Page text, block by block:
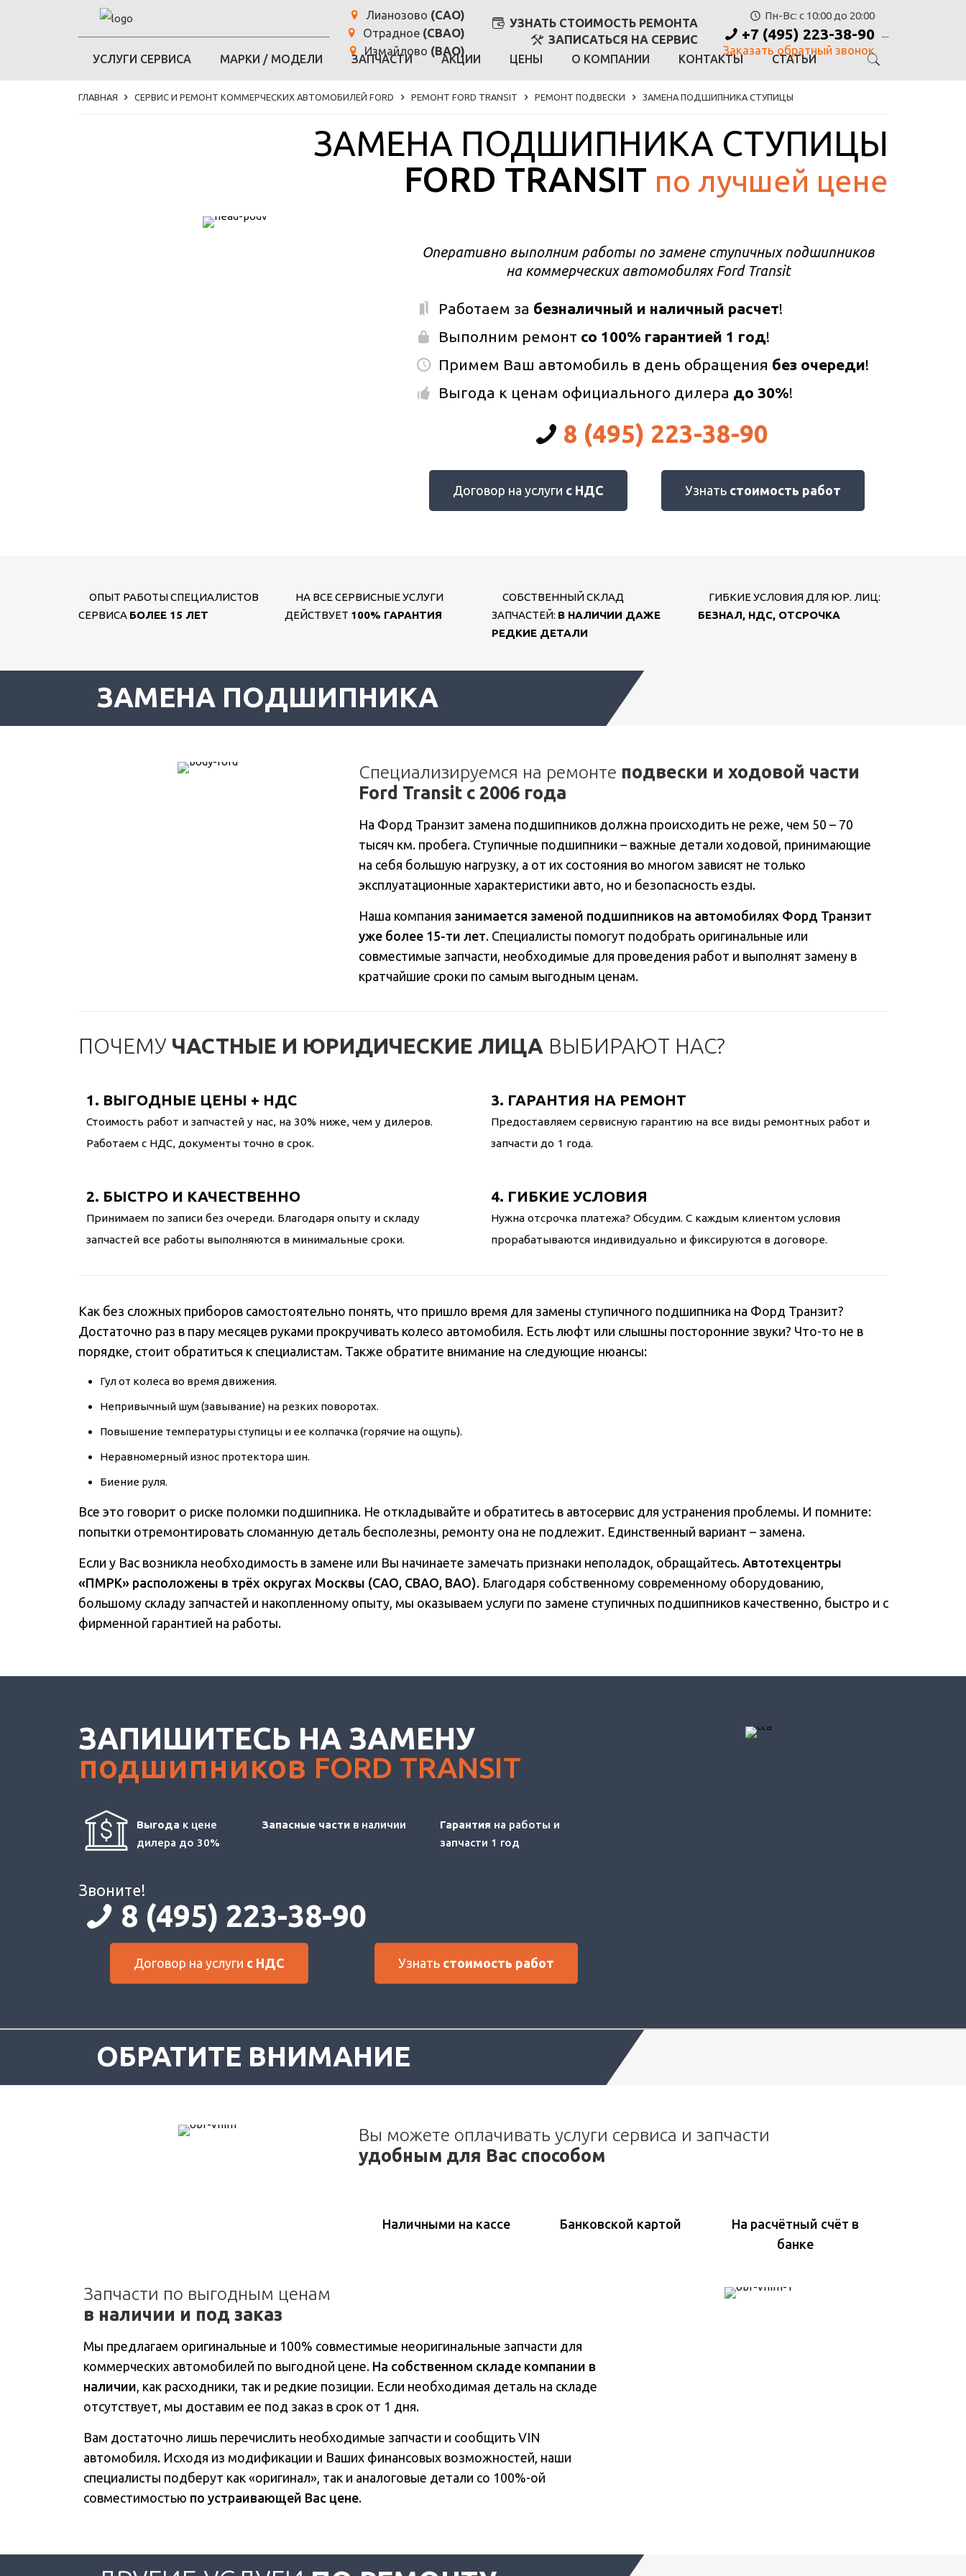
УСЛУГИ СЕРВИСА МАРКИ / МОДЕЛИ ЗАПЧАСТИ АКЦИИ ЦЕНЫ О КОМПАНИИ КОНТАКТЫ СТАТЬИ
Лианозово (САО)
Отрадное (СВАО)
Измайлово (ВАО)
УЗНАТЬ СТОИМОСТЬ РЕМОНТА
ЗАПИСАТЬСЯ НА СЕРВИС
Пн-Вс: с 10:00 до 20:00
+7 (495) 223-38-90
Заказать обратный звонок
ГЛАВНАЯ СЕРВИС И РЕМОНТ КОММЕРЧЕСКИХ АВТОМОБИЛЕЙ FORD РЕМОНТ FORD TRANSIT РЕМОНТ ПОДВЕСКИ ЗАМЕНА ПОДШИПНИКА СТУПИЦЫ
ЗАМЕНА ПОДШИПНИКА СТУПИЦЫ
FORD TRANSIT по лучшей цене
Оперативно выполним работы по замене ступичных подшипников
на коммерческих автомобилях Ford Transit
Работаем за безналичный и наличный расчет!
Выполним ремонт со 100% гарантией 1 год!
Примем Ваш автомобиль в день обращения без очереди!
Выгода к ценам официального дилера до 30%!
8 (495) 223-38-90
Договор на услуги с НДС Узнать стоимость работ
ОПЫТ РАБОТЫ СПЕЦИАЛИСТОВ
СЕРВИСА БОЛЕЕ 15 ЛЕТ
НА ВСЕ СЕРВИСНЫЕ УСЛУГИ
ДЕЙСТВУЕТ 100% ГАРАНТИЯ
СОБСТВЕННЫЙ СКЛАД
ЗАПЧАСТЕЙ: В НАЛИЧИИ ДАЖЕ
РЕДКИЕ ДЕТАЛИ
ГИБКИЕ УСЛОВИЯ ДЛЯ ЮР. ЛИЦ:
БЕЗНАЛ, НДС, ОТСРОЧКА
ЗАМЕНА ПОДШИПНИКА
Специализируемся на ремонте подвески и ходовой части
Ford Transit с 2006 года
На Форд Транзит замена подшипников должна происходить не реже, чем 50 – 70
тысяч км. пробега. Ступичные подшипники – важные детали ходовой, принимающие
на себя большую нагрузку, а от их состояния во многом зависят не только
эксплуатационные характеристики авто, но и безопасность езды.
Наша компания занимается заменой подшипников на автомобилях Форд Транзит
уже более 15-ти лет. Специалисты помогут подобрать оригинальные или
совместимые запчасти, необходимые для проведения работ и выполнят замену в
кратчайшие сроки по самым выгодным ценам.
ПОЧЕМУ ЧАСТНЫЕ И ЮРИДИЧЕСКИЕ ЛИЦА ВЫБИРАЮТ НАС?
1. ВЫГОДНЫЕ ЦЕНЫ + НДС
Стоимость работ и запчастей у нас, на 30% ниже, чем у дилеров.
Работаем с НДС, документы точно в срок.
2. БЫСТРО И КАЧЕСТВЕННО
Принимаем по записи без очереди. Благодаря опыту и складу
запчастей все работы выполняются в минимальные сроки.
3. ГАРАНТИЯ НА РЕМОНТ
Предоставляем сервисную гарантию на все виды ремонтных работ и
запчасти до 1 года.
4. ГИБКИЕ УСЛОВИЯ
Нужна отсрочка платежа? Обсудим. С каждым клиентом условия
прорабатываются индивидуально и фиксируются в договоре.
Как без сложных приборов самостоятельно понять, что пришло время для замены ступичного подшипника на Форд Транзит?
Достаточно раз в пару месяцев руками прокручивать колесо автомобиля. Есть люфт или слышны посторонние звуки? Что-то не в
порядке, стоит обратиться к специалистам. Также обратите внимание на следующие нюансы:
Гул от колеса во время движения.
Непривычный шум (завывание) на резких поворотах.
Повышение температуры ступицы и ее колпачка (горячие на ощупь).
Неравномерный износ протектора шин.
Биение руля.
Все это говорит о риске поломки подшипника. Не откладывайте и обратитесь в автосервис для устранения проблемы. И помните:
попытки отремонтировать сломанную деталь бесполезны, ремонту она не подлежит. Единственный вариант – замена.
Если у Вас возникла необходимость в замене или Вы начинаете замечать признаки неполадок, обращайтесь. Автотехцентры
«ПМРК» расположены в трёх округах Москвы (САО, СВАО, ВАО). Благодаря собственному современному оборудованию,
большому складу запчастей и накопленному опыту, мы оказываем услуги по замене ступичных подшипников качественно, быстро и с
фирменной гарантией на работы.
ЗАПИШИТЕСЬ НА ЗАМЕНУ
подшипников FORD TRANSIT
Выгода к цене
дилера до 30%
Запасные частив наличии Гарантия на работы и
запчасти 1 год
Звоните!
8 (495) 223-38-90
Договор на услуги с НДС Узнать стоимость работ
ОБРАТИТЕ ВНИМАНИЕ
Вы можете оплачивать услуги сервиса и запчасти
удобным для Вас способом
Наличными на кассе Банковской картой
На расчётный счёт в
банке
Запчасти по выгодным ценам
в наличии и под заказ
Мы предлагаем оригинальные и 100% совместимые неоригинальные запчасти для
коммерческих автомобилей по выгодной цене. На собственном складе компании в
наличии, как расходники, так и редкие позиции. Если необходимая деталь на складе
отсутствует, мы доставим ее под заказ в срок от 1 дня.
Вам достаточно лишь перечислить необходимые запчасти и сообщить VIN
автомобиля. Исходя из модификации и Ваших финансовых возможностей, наши
специалисты подберут как «оригинал», так и аналоговые детали со 100%-ой
совместимостью по устраивающей Вас цене.